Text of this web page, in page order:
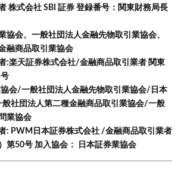
株式会社 SBI 証券 登録番号：関東財務局長
協会、一般社団法人金融先物取引業協会、
融商品取引業協会
:楽天証券株式会社/金融商品取引業者 関東
会/一般社団法人金融先物取引業協会/日本
社団法人第二種金融商品取引業協会/一般
業協会
: PWM日本証券株式会社 /金融商品取引業者
第50号 加入協会： 日本証券業協会